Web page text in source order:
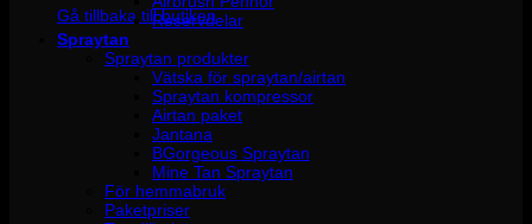
Gå tillbaka till butiken
Reservdelar
Spraytan
Spraytan produkter
Vätska för spraytan/airtan
Spraytan kompressor
Airtan paket
Jantana
BGorgeous Spraytan
Mine Tan Spraytan
För hemmabruk
Paketpriser